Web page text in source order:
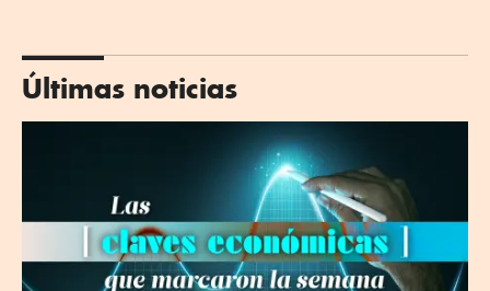
Últimas noticias